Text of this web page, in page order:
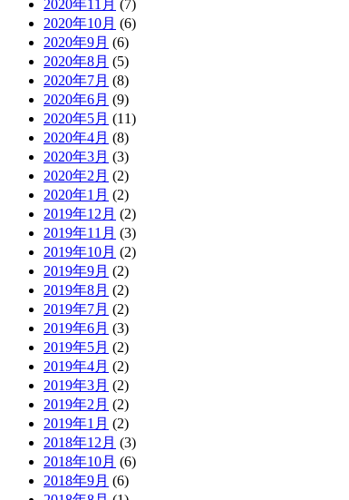
2020年11月 (7)
2020年10月 (6)
2020年9月 (6)
2020年8月 (5)
2020年7月 (8)
2020年6月 (9)
2020年5月 (11)
2020年4月 (8)
2020年3月 (3)
2020年2月 (2)
2020年1月 (2)
2019年12月 (2)
2019年11月 (3)
2019年10月 (2)
2019年9月 (2)
2019年8月 (2)
2019年7月 (2)
2019年6月 (3)
2019年5月 (2)
2019年4月 (2)
2019年3月 (2)
2019年2月 (2)
2019年1月 (2)
2018年12月 (3)
2018年10月 (6)
2018年9月 (6)